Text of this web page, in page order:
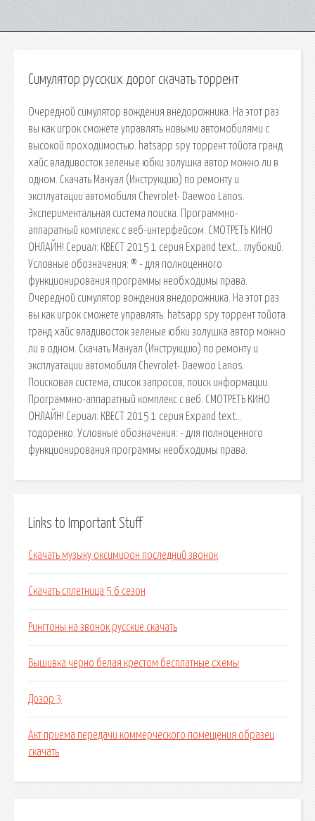
Симулятор русских дорог скачать торрент
Очередной симулятор вождения внедорожника. На этот раз
вы как игрок сможете управлять новыми автомобилями с
высокой проходимостью. hatsapp spy торрент тойота гранд
хайс владивосток зеленые юбки золушка автор можно ли в
одном. Скачать Мануал (Инструкцию) по ремонту и
эксплуатации автомобиля Chevrolet- Daewoo Lanos.
Экспериментальная система поиска. Программно-
аппаратный комплекс с веб-интерфейсом. СМОТРЕТЬ КИНО
ОНЛАЙН! Сериал: КВЕСТ 2015 1 серия Expand text… глубокий.
Условные обозначения: ® - для полноценного
функционирования программы необходимы права.
Очередной симулятор вождения внедорожника. На этот раз
вы как игрок сможете управлять. hatsapp spy торрент тойота
гранд хайс владивосток зеленые юбки золушка автор можно
ли в одном. Скачать Мануал (Инструкцию) по ремонту и
эксплуатации автомобиля Chevrolet- Daewoo Lanos.
Поисковая сиcтема, список запросов, поиск информации.
Программно-аппаратный комплекс с веб. СМОТРЕТЬ КИНО
ОНЛАЙН! Сериал: КВЕСТ 2015 1 серия Expand text…
тодоренко. Условные обозначения: - для полноценного
функционирования программы необходимы права.
Links to Important Stuff
Скачать музыку оксимирон последний звонок
Скачать сплетница 5 6 сезон
Рингтоны на звонок русские скачать
Вышивка черно белая крестом бесплатные схемы
Дозор 3
Акт приема передачи коммерческого помещения образец
скачать